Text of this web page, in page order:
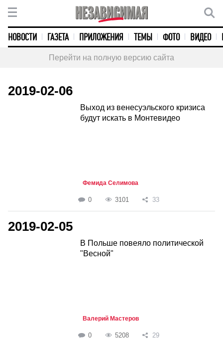
НОВОСТИ ГАЗЕТА ПРИЛОЖЕНИЯ ТЕМЫ ФОТО ВИДЕО
Перейти на полную версию сайта
2019-02-06
Выход из венесуэльского кризиса
будут искать в Монтевидео
Фемида Селимова
0 3101 33
2019-02-05
В Польше повеяло политической
"Весной"
Валерий Мастеров
0 5208 29